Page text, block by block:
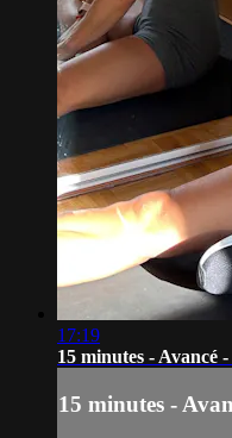
17:19
15 minutes - Avancé
15 minutes -